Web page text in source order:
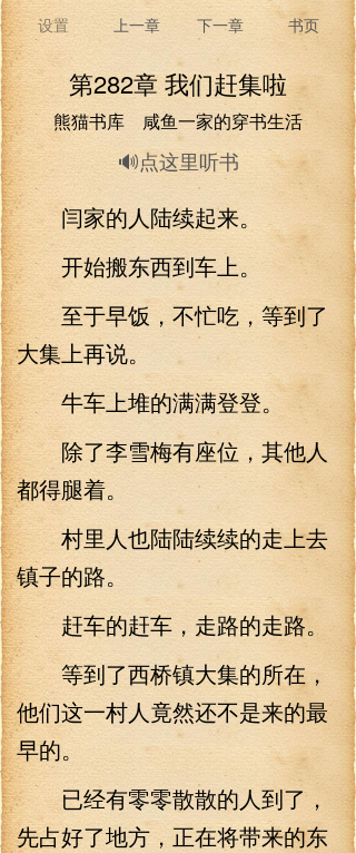
设置 上一章 下一章 书页
第282章 我们赶集啦
熊猫书库 咸鱼一家的穿书生活
🔊点这里听书
闫家的人陆续起来。
开始搬东西到车上。
至于早饭，不忙吃，等到了
大集上再说。
牛车上堆的满满登登。
除了李雪梅有座位，其他人
都得腿着。
村里人也陆陆续续的走上去
镇子的路。
赶车的赶车，走路的走路。
等到了西桥镇大集的所在，
他们这一村人竟然还不是来的最
早的。
已经有零零散散的人到了，
先占好了地方，正在将带来的东